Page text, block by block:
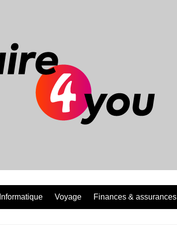
Informatique Voyage Finances & assurances